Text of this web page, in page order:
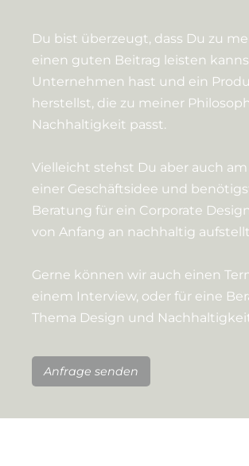
Du bist überzeugt, dass Du zu
einen guten Beitrag leisten
Unternehmen hast und ein
herstellst, die zu meiner
Nachhaltigkeit passt.
Vielleicht stehst Du aber auch
einer Geschäftsidee und
Beratung für ein Corporate
von Anfang an nachhaltig
Gerne können wir auch einen
einem Interview, oder für eine
Thema Design und
Anfrage senden